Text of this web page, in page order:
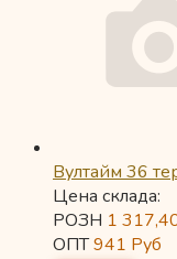
Вултайм 36
Цена склада:
РОЗН 1
ОПТ941 Руб